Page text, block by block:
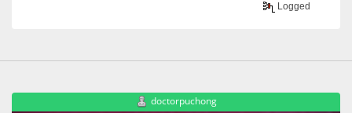
Logged
doctorpuchong